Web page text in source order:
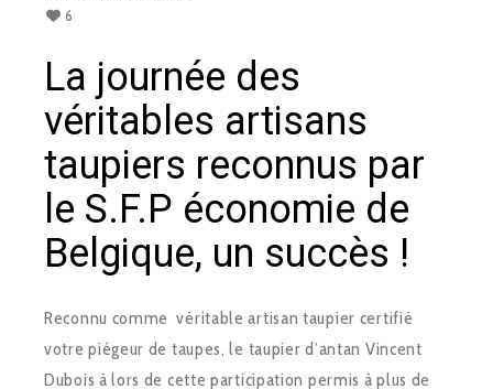
6
La journée des
véritables artisans
taupiers reconnus par
le S.F.P économie de
Belgique, un succès !
Reconnu comme véritable artisan taupier certifié
votre piégeur de taupes, le taupier d’antan Vincent
Dubois à lors de cette participation permis à plus de